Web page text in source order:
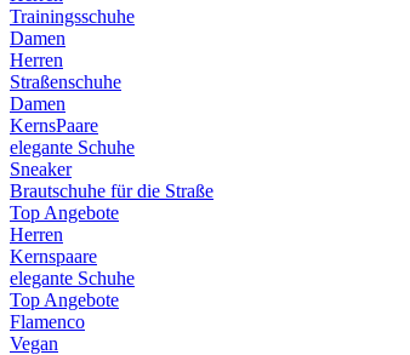
Trainingsschuhe
Damen
Herren
Straßenschuhe
Damen
KernsPaare
elegante Schuhe
Sneaker
Brautschuhe für die Straße
Top Angebote
Herren
Kernspaare
elegante Schuhe
Top Angebote
Flamenco
Vegan